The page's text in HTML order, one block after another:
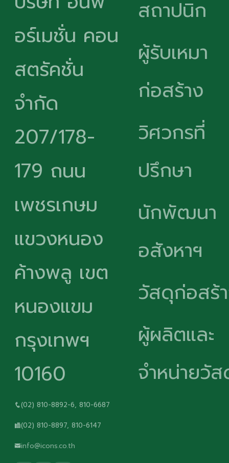
อร์เมชั่น คอน
สตรัคชั่น
จำกัด
207/178-
179 ถนน
เพชรเกษม
แขวงหนอง
ค้างพลู เขต
หนองแขม
กรุงเทพฯ
10160
(02) 810-8892-6, 810-6687
(02) 810-8897, 810-6147
info@icons.co.th
สถาปนิก
ผู้รับเหมา
ก่อสร้าง
วิศวกรที่
ปรึกษา
นักพัฒนา
อสังหาฯ
วัสดุก่อสร้
ผู้ผลิตและ
จำหน่ายวั